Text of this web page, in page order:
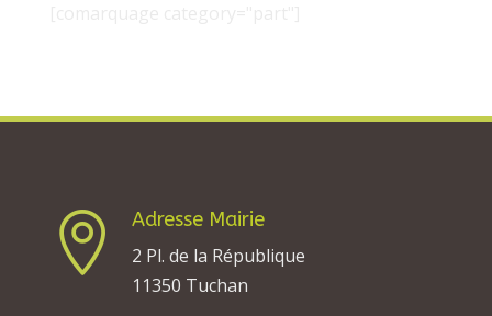

Adresse Mairie
2 Pl. de la République
11350 Tuchan